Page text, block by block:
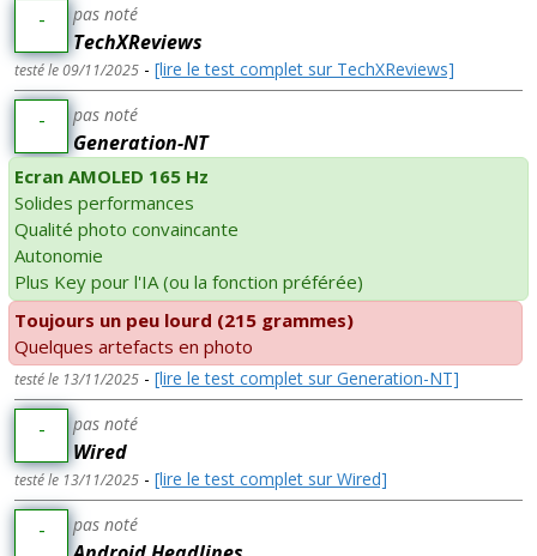
- pas noté
TechXReviews
testé le 09/11/2025 - [lire le test complet sur TechXReviews]
- pas noté
Generation-NT
Ecran AMOLED 165 Hz
Solides performances
Qualité photo convaincante
Autonomie
Plus Key pour l'IA (ou la fonction préférée)
Toujours un peu lourd (215 grammes)
Quelques artefacts en photo
testé le 13/11/2025 - [lire le test complet sur Generation-NT]
- pas noté
Wired
testé le 13/11/2025 - [lire le test complet sur Wired]
- pas noté